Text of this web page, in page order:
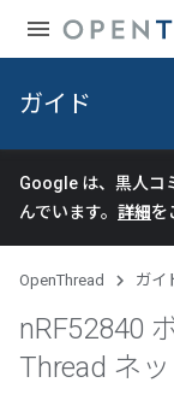
ガイド
Google は、黒人コ
んでいます。 詳細を
OpenThread ガイ
nRF52840
Thread ネ